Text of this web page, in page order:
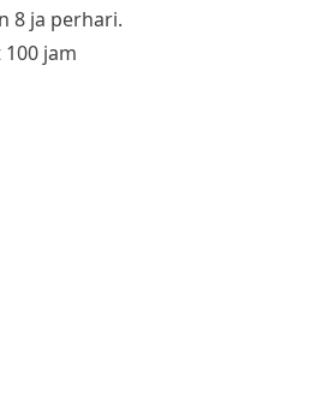
8 ja perhari.
jam